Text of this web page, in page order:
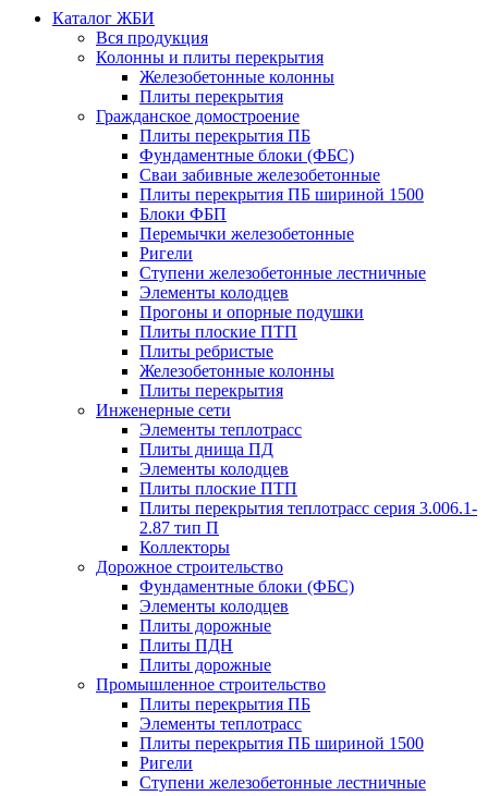
Каталог ЖБИ
Вся продукция
Колонны и плиты перекрытия
Железобетонные колонны
Плиты перекрытия
Гражданское домостроение
Плиты перекрытия ПБ
Фундаментные блоки (ФБС)
Сваи забивные железобетонные
Плиты перекрытия ПБ шириной 1500
Блоки ФБП
Перемычки железобетонные
Ригели
Ступени железобетонные лестничные
Элементы колодцев
Прогоны и опорные подушки
Плиты плоские ПТП
Плиты ребристые
Железобетонные колонны
Плиты перекрытия
Инженерные сети
Элементы теплотрасс
Плиты днища ПД
Элементы колодцев
Плиты плоские ПТП
Плиты перекрытия теплотрасс серия 3.006.1-
2.87 тип П
Коллекторы
Дорожное строительство
Фундаментные блоки (ФБС)
Элементы колодцев
Плиты дорожные
Плиты ПДН
Плиты дорожные
Промышленное строительство
Плиты перекрытия ПБ
Элементы теплотрасс
Плиты перекрытия ПБ шириной 1500
Ригели
Ступени железобетонные лестничные